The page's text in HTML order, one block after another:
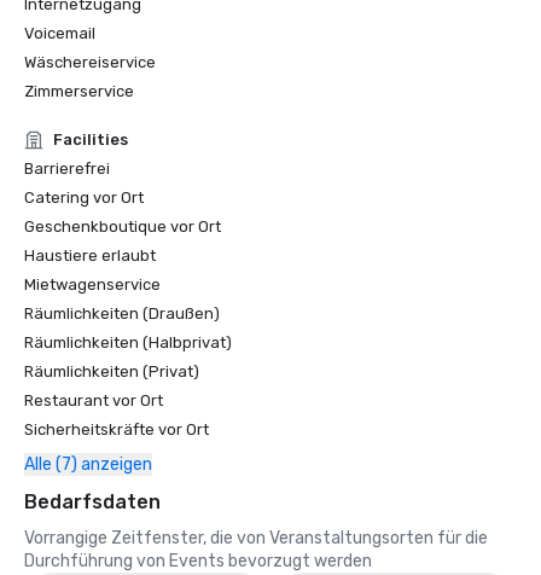
Internetzugang
Voicemail
Wäschereiservice
Zimmerservice
Facilities
Barrierefrei
Catering vor Ort
Geschenkboutique vor Ort
Haustiere erlaubt
Mietwagenservice
Räumlichkeiten (Draußen)
Räumlichkeiten (Halbprivat)
Räumlichkeiten (Privat)
Restaurant vor Ort
Sicherheitskräfte vor Ort
Alle (7) anzeigen
Bedarfsdaten
Vorrangige Zeitfenster, die von Veranstaltungsorten für die
Durchführung von Events bevorzugt werden